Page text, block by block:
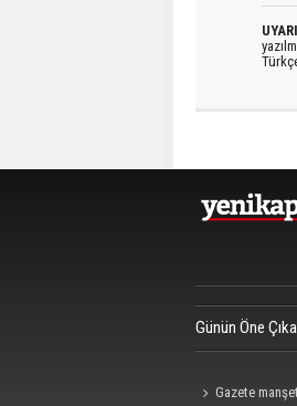
Günün Öne
Gazete